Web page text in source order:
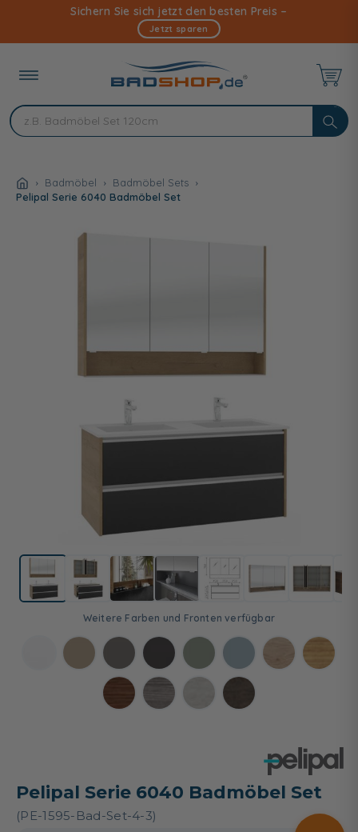
Inhalt
Sichern Sie sich jetzt den besten Preis –
Jetzt sparen
Badmöbel
Badmöbel Sets
Pelipal Serie 6040 Badmöbel Set
Pelipal Serie 6040 Badmöbel Set
(PE-1595-Bad-Set-4-3)